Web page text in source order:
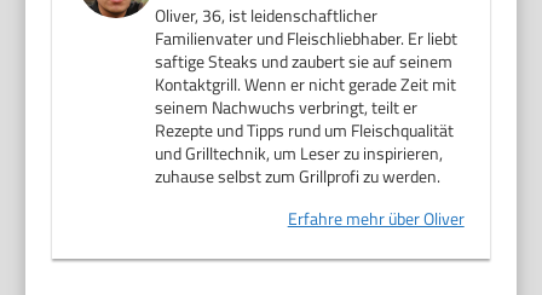
Oliver, 36, ist leidenschaftlicher
Familienvater und Fleischliebhaber. Er liebt
saftige Steaks und zaubert sie auf seinem
Kontaktgrill. Wenn er nicht gerade Zeit mit
seinem Nachwuchs verbringt, teilt er
Rezepte und Tipps rund um Fleischqualität
und Grilltechnik, um Leser zu inspirieren,
zuhause selbst zum Grillprofi zu werden.
Erfahre mehr über Oliver